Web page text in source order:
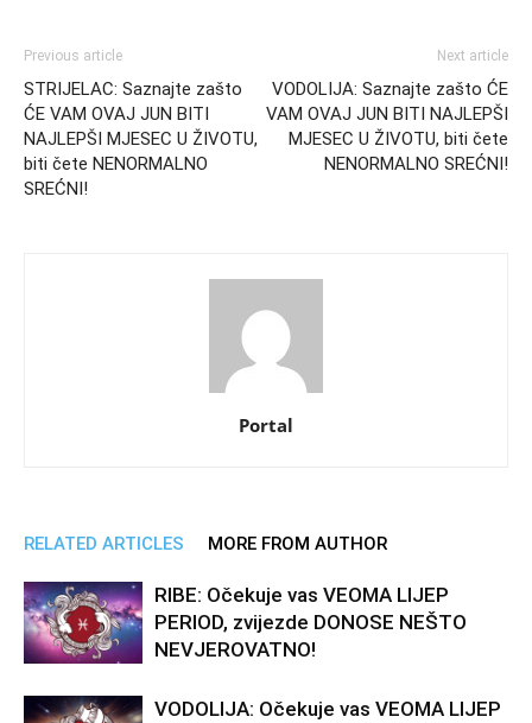
Previous article
STRIJELAC: Saznajte zašto
ĆE VAM OVAJ JUN BITI
NAJLEPŠI MJESEC U ŽIVOTU,
biti čete NENORMALNO
SREĆNI!
Next article
VODOLIJA: Saznajte zašto ĆE
VAM OVAJ JUN BITI NAJLEPŠI
MJESEC U ŽIVOTU, biti čete
NENORMALNO SREĆNI!
Portal
RELATED ARTICLES MORE FROM AUTHOR
RIBE: Očekuje vas VEOMA LIJEP
PERIOD, zvijezde DONOSE NEŠTO
NEVJEROVATNO!
VODOLIJA: Očekuje vas VEOMA LIJEP